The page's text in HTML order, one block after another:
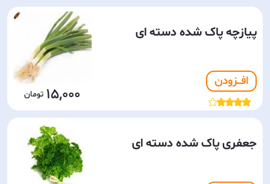
پیازچه پاک شده دسته ای
افـــزودن
15,000
جعفری پاک شده دسته ای